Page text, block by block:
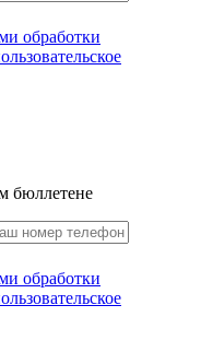
обработки
бюллетене
обработки